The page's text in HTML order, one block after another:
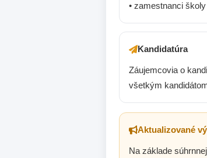
• zamestnanci
Kandidatúra
Záujemcovia o
všetkým
Aktualizované
Na základe